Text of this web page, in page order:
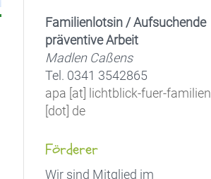
Familienlotsin / Aufsuchende
präventive Arbeit
Madlen Caßens
Tel. 0341 3542865
apa [at] lichtblick-fuer-familien
[dot] de
Förderer
Wir sind Mitglied im